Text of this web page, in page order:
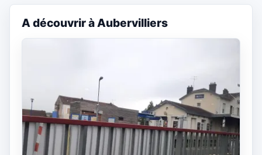
A découvrir à Aubervilliers